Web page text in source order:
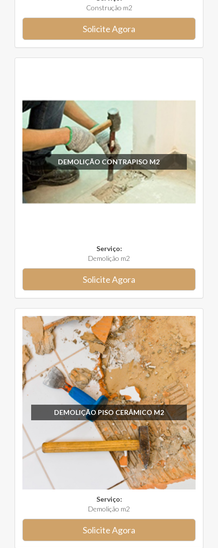
Construção m2
Solicite Agora
DEMOLIÇÃO CONTRAPISO M2
Serviço:
Demolição m2
Solicite Agora
DEMOLIÇÃO PISO CERÂMICO M2
Serviço:
Demolição m2
Solicite Agora